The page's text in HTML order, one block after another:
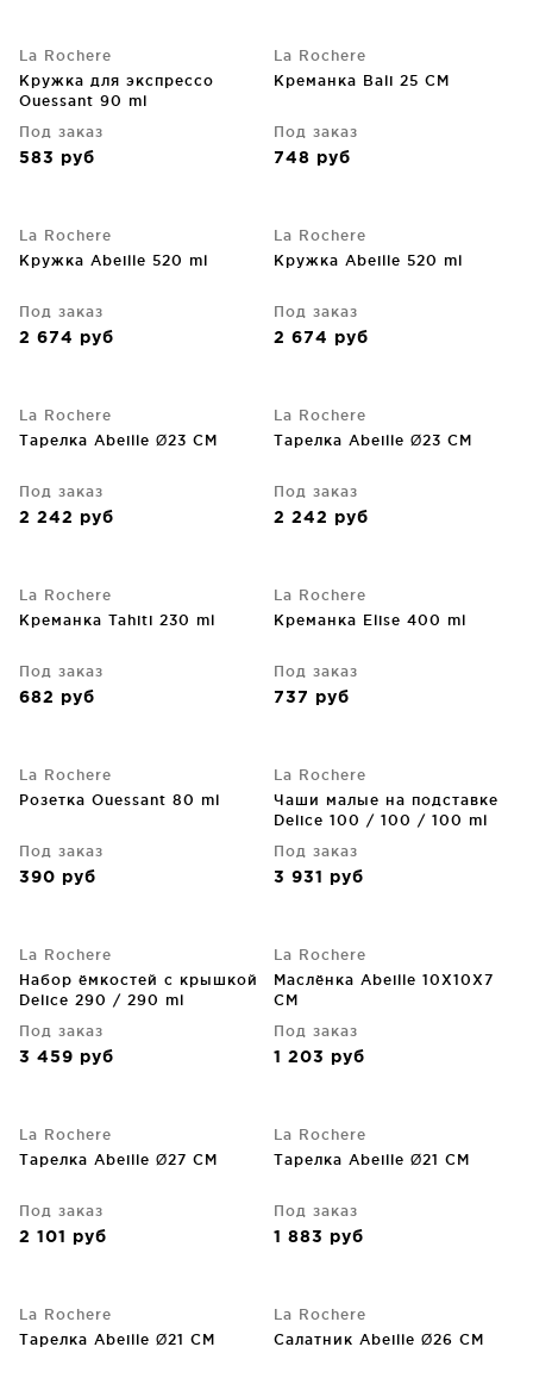
La Rochere
Кружка для экспрессо
Ouessant 90 ml
Под заказ
583 руб
La Rochere
Креманка Bali 25 CM
Под заказ
748 руб
La Rochere
Кружка Abeille 520 ml
Под заказ
2 674 руб
La Rochere
Кружка Abeille 520 ml
Под заказ
2 674 руб
La Rochere
Тарелка Abeille Ø23 CM
Под заказ
2 242 руб
La Rochere
Тарелка Abeille Ø23 CM
Под заказ
2 242 руб
La Rochere
Креманка Tahiti 230 ml
Под заказ
682 руб
La Rochere
Креманка Elise 400 ml
Под заказ
737 руб
La Rochere
Розетка Ouessant 80 ml
Под заказ
390 руб
La Rochere
Чаши малые на подставке
Delice 100 / 100 / 100 ml
Под заказ
3 931 руб
La Rochere
Набор ёмкостей с крышкой
Delice 290 / 290 ml
Под заказ
3 459 руб
La Rochere
Маслёнка Abeille 10X10X7
CM
Под заказ
1 203 руб
La Rochere
Тарелка Abeille Ø27 CM
Под заказ
2 101 руб
La Rochere
Тарелка Abeille Ø21 CM
Под заказ
1 883 руб
La Rochere
Тарелка Abeille Ø21 CM
La Rochere
Салатник Abeille Ø26 CM